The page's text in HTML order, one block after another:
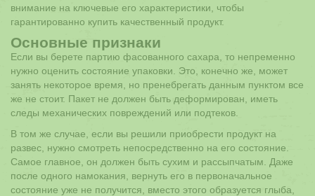
внимание на ключевые его характеристики, чтобы
гарантированно купить качественный продукт.
Основные признаки
Если вы берете партию фасованного сахара, то непременно
нужно оценить состояние упаковки. Это, конечно же, может
занять некоторое время, но пренебрегать данным пунктом все
же не стоит. Пакет не должен быть деформирован, иметь
следы механических повреждений или подтеков.
В том же случае, если вы решили приобрести продукт на
развес, нужно смотреть непосредственно на его состояние.
Самое главное, он должен быть сухим и рассыпчатым. Даже
после одного намокания, вернуть его в первоначальное
состояние уже не получится, вместо этого образуется глыба,